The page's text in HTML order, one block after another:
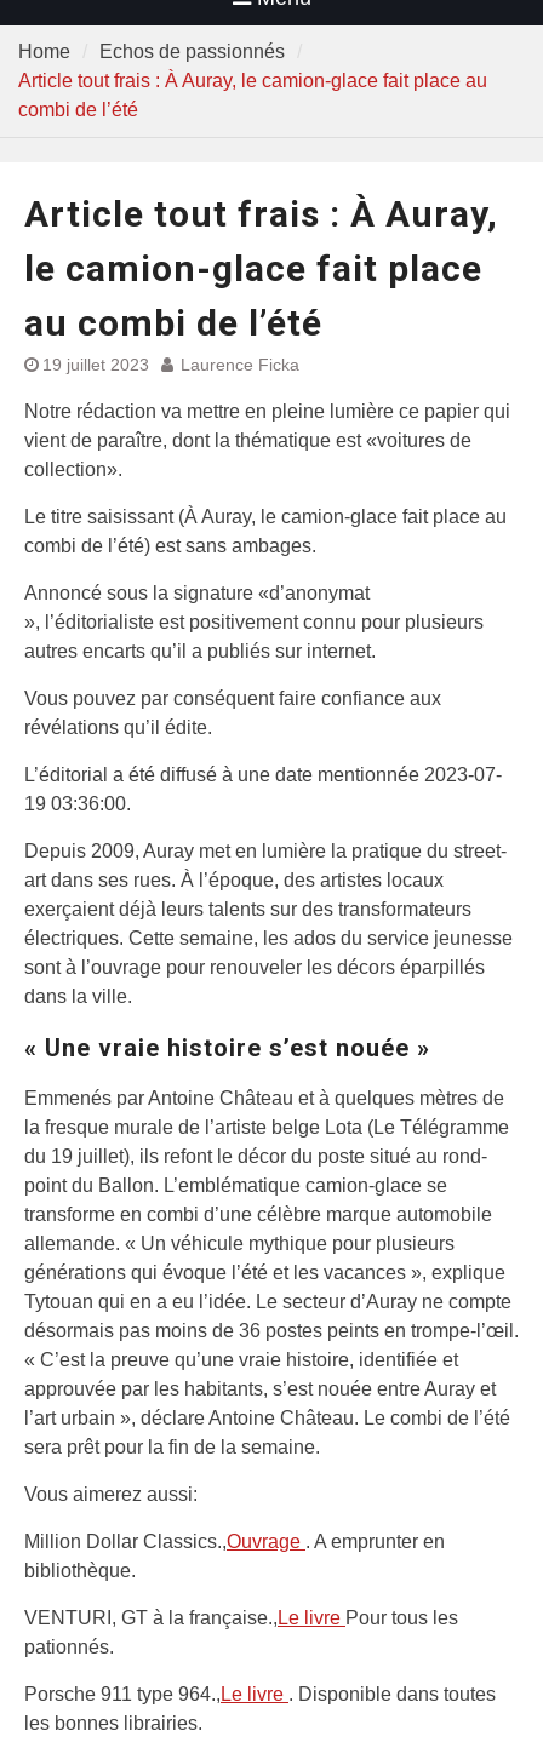
Home
Echos de passionnés
Article tout frais : À Auray, le camion-glace fait place au
combi de l’été
Article tout frais : À Auray,
le camion-glace fait place
au combi de l’été
19 juillet 2023 Laurence Ficka
Notre rédaction va mettre en pleine lumière ce papier qui
vient de paraître, dont la thématique est «voitures de
collection».
Le titre saisissant (À Auray, le camion-glace fait place au
combi de l’été) est sans ambages.
Annoncé sous la signature «d’anonymat
», l’éditorialiste est positivement connu pour plusieurs
autres encarts qu’il a publiés sur internet.
Vous pouvez par conséquent faire confiance aux
révélations qu’il édite.
L’éditorial a été diffusé à une date mentionnée 2023-07-
19 03:36:00.
Depuis 2009, Auray met en lumière la pratique du street-
art dans ses rues. À l’époque, des artistes locaux
exerçaient déjà leurs talents sur des transformateurs
électriques. Cette semaine, les ados du service jeunesse
sont à l’ouvrage pour renouveler les décors éparpillés
dans la ville.
« Une vraie histoire s’est nouée »
Emmenés par Antoine Château et à quelques mètres de
la fresque murale de l’artiste belge Lota (Le Télégramme
du 19 juillet), ils refont le décor du poste situé au rond-
point du Ballon. L’emblématique camion-glace se
transforme en combi d’une célèbre marque automobile
allemande. « Un véhicule mythique pour plusieurs
générations qui évoque l’été et les vacances », explique
Tytouan qui en a eu l’idée. Le secteur d’Auray ne compte
désormais pas moins de 36 postes peints en trompe-l’œil.
« C’est la preuve qu’une vraie histoire, identifiée et
approuvée par les habitants, s’est nouée entre Auray et
l’art urbain », déclare Antoine Château. Le combi de l’été
sera prêt pour la fin de la semaine.
Vous aimerez aussi:
Million Dollar Classics.,Ouvrage . A emprunter en
bibliothèque.
VENTURI, GT à la française., Le livre Pour tous les
pationnés.
Porsche 911 type 964., Le livre . Disponible dans toutes
les bonnes librairies.